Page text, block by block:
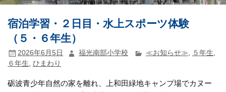
宿泊学習・２日目・水上スポーツ体験
（５・６年生）
2026年6月5日 福光南部小学校 ≪お知らせ≫, ５年生,
６年生 ,ひまわり
砺波青少年自然の家を離れ、上和田緑地キャンプ場でカヌー